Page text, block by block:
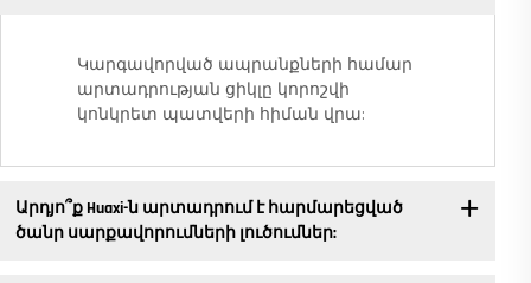
Կարգավորված ապրանքների համար
արտադրության ցիկլը կորոշվի
կոնկրետ պատվերի հիման վրա:
Արդյո՞ք Huaxi-ն արտադրում է հարմարեցված
ծանր սարքավորումների լուծումներ: